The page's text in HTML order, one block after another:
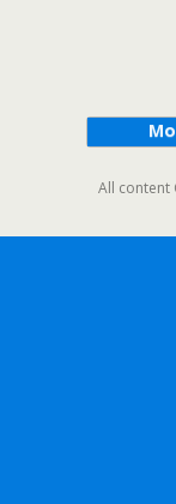
All content